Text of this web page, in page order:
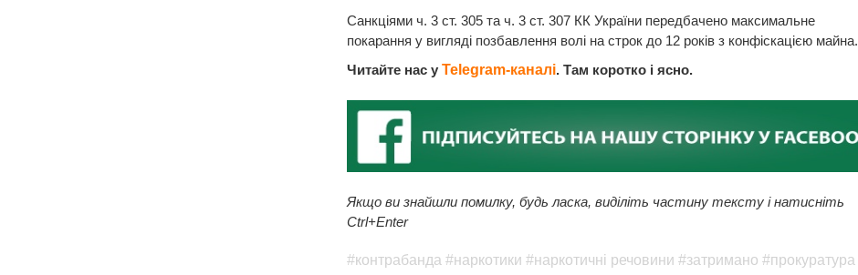
Санкціями ч. 3 ст. 305 та ч. 3 ст. 307 КК України передбачено максимальне
покарання у вигляді позбавлення волі на строк до 12 років з конфіскацією майна.
Читайте нас у Telegram-каналі. Там коротко і ясно.
Якщо ви знайшли помилку, будь ласка, виділіть частину тексту і натисніть
Ctrl+Enter
#контрабанда #наркотики #наркотичні речовини #затримано #прокуратура